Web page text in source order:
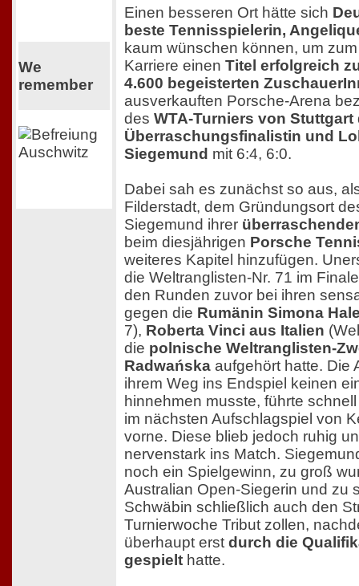
We
remember
Einen besseren Ort hätte sich
beste Tennisspielerin,
kaum wünschen können, um
Karriere einen Titel erfolgreich
4.600 begeisterten
ausverkauften Porsche-Arena
des WTA-Turniers von Stuttgart
Überraschungsfinalistin und
Siegemund mit 6:4, 6:0.
Dabei sah es zunächst so aus,
Filderstadt, dem Gründungsort
Siegemund ihrer
beim diesjährigen Porsche
weiteres Kapitel hinzufügen.
die Weltranglisten-Nr. 71 im
den Runden zuvor bei ihren
gegen die Rumänin Simona
7), Roberta Vinci aus Italien
die polnische Weltranglisten-
Radwańska aufgehört hatte. Die
ihrem Weg ins Endspiel keinen
hinnehmen musste, führte
im nächsten Aufschlagspiel von
vorne. Diese blieb jedoch ruhig
nervenstark ins Match.
noch ein Spielgewinn, zu groß
Australian Open-Siegerin und zu
Schwäbin schließlich auch den
Turnierwoche Tribut zollen,
überhaupt erst durch die
gespielt hatte.